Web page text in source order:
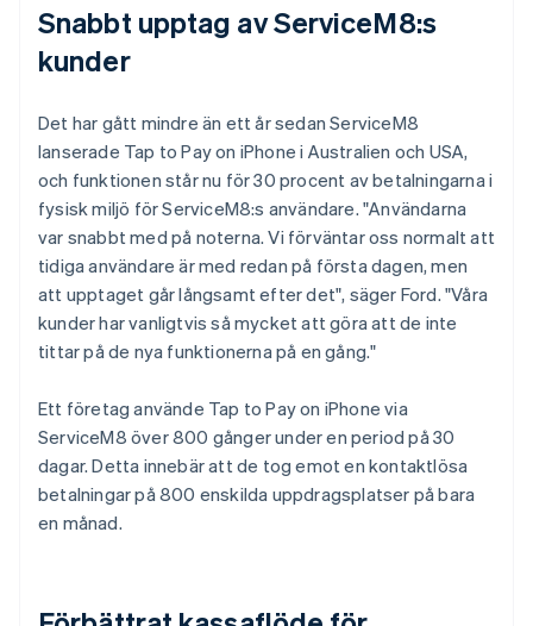
Snabbt upptag av ServiceM8:s
kunder
Det har gått mindre än ett år sedan ServiceM8
lanserade Tap to Pay on iPhone i Australien och USA,
och funktionen står nu för 30 procent av betalningarna i
fysisk miljö för ServiceM8:s användare. "Användarna
var snabbt med på noterna. Vi förväntar oss normalt att
tidiga användare är med redan på första dagen, men
att upptaget går långsamt efter det", säger Ford. "Våra
kunder har vanligtvis så mycket att göra att de inte
tittar på de nya funktionerna på en gång."
Ett företag använde Tap to Pay on iPhone via
ServiceM8 över 800 gånger under en period på 30
dagar. Detta innebär att de tog emot en kontaktlösa
betalningar på 800 enskilda uppdragsplatser på bara
en månad.